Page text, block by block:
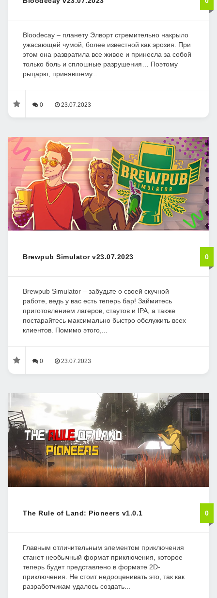
Bloodecay – планету Элворт стремительно накрыло
ужасающей чумой, более известной как эрозия. При
этом она развратила все живое и принесла за собой
только боль и сплошные разрушения… Поэтому
рыцарю, принявшему...
0 23.07.2023
Brewpub Simulator v23.07.2023 0
Brewpub Simulator – забудьте о своей скучной
работе, ведь у вас есть теперь бар! Займитесь
приготовлением лагеров, стаутов и IPA, а также
постарайтесь максимально быстро обслужить всех
клиентов. Помимо этого,...
0 23.07.2023
The Rule of Land: Pioneers v1.0.1 0
Главным отличительным элементом приключения
станет необычный формат приключения, которое
теперь будет представлено в формате 2D-
приключения. Не стоит недооценивать это, так как
разработчикам удалось создать...